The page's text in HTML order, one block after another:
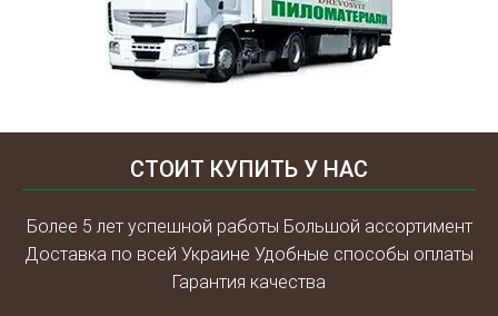
СТОИТ КУПИТЬ У НАС
Более 5 лет успешной работы Большой ассортимент
Доставка по всей Украине Удобные способы оплаты
Гарантия качества